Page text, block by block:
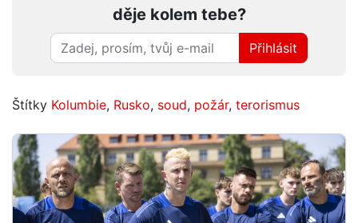
děje kolem tebe?
Přihlásit
Štítky Kolumbie, Rusko, soud, požár, terorismus